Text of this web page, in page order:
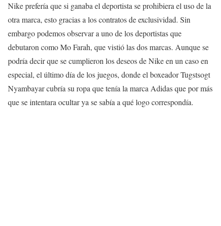
Nike prefería que si ganaba el deportista se prohibiera el uso de la
otra marca, esto gracias a los contratos de exclusividad. Sin
embargo podemos observar a uno de los deportistas que
debutaron como Mo Farah, que vistió las dos marcas. Aunque se
podría decir que se cumplieron los deseos de Nike en un caso en
especial, el último día de los juegos, donde el boxeador Tugstsogt
Nyambayar cubría su ropa que tenía la marca Adidas que por más
que se intentara ocultar ya se sabía a qué logo correspondía.